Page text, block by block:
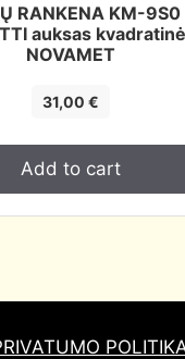
RANKENA KM-9S0
auksas kvadratinė
NOVAMET
31,00€
Add to cart